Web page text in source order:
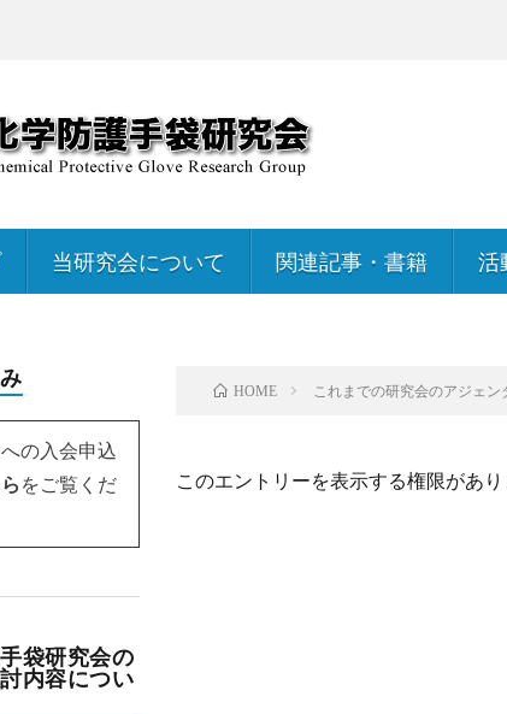
当研究会について 関連記事・書籍 活
の入会申込
をご覧くだ
袋研究会の
内容につい
HOME これまでの研究会のアジェン
このエントリーを表示する権限があり